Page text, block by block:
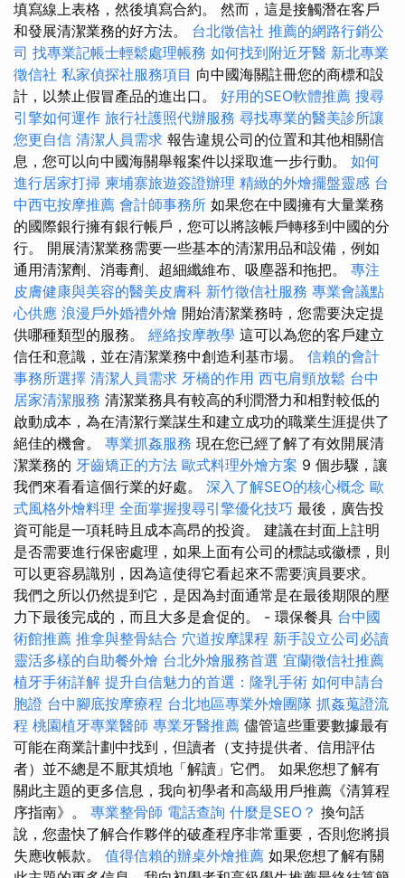
填寫線上表格，然後填寫合約。 然而，這是接觸潛在客戶
和發展清潔業務的好方法。 台北徵信社 推薦的網路行銷公
司 找專業記帳士輕鬆處理帳務 如何找到附近牙醫 新北專業
徵信社 私家偵探社服務項目 向中國海關註冊您的商標和設
計，以禁止假冒產品的進出口。 好用的SEO軟體推薦 搜尋
引擎如何運作 旅行社護照代辦服務 尋找專業的醫美診所讓
您更自信 清潔人員需求 報告違規公司的位置和其他相關信
息，您可以向中國海關舉報案件以採取進一步行動。 如何
進行居家打掃 柬埔寨旅遊簽證辦理 精緻的外燴擺盤靈感 台
中西屯按摩推薦 會計師事務所 如果您在中國擁有大量業務
的國際銀行擁有銀行帳戶，您可以將該帳戶轉移到中國的分
行。 開展清潔業務需要一些基本的清潔用品和設備，例如
通用清潔劑、消毒劑、超細纖維布、吸塵器和拖把。 專注
皮膚健康與美容的醫美皮膚科 新竹徵信社服務 專業會議點
心供應 浪漫戶外婚禮外燴 開始清潔業務時，您需要決定提
供哪種類型的服務。 經絡按摩教學 這可以為您的客戶建立
信任和意識，並在清潔業務中創造利基市場。 信賴的會計
事務所選擇 清潔人員需求 牙橋的作用 西屯肩頸放鬆 台中
居家清潔服務 清潔業務具有較高的利潤潛力和相對較低的
啟動成本，為在清潔行業謀生和建立成功的職業生涯提供了
絕佳的機會。 專業抓姦服務 現在您已經了解了有效開展清
潔業務的 牙齒矯正的方法 歐式料理外燴方案 9 個步驟，讓
我們來看看這個行業的好處。 深入了解SEO的核心概念 歐
式風格外燴料理 全面掌握搜尋引擎優化技巧 最後，廣告投
資可能是一項耗時且成本高昂的投資。 建議在封面上註明
是否需要進行保密處理，如果上面有公司的標誌或徽標，則
可以更容易識別，因為這使得它看起來不需要演員要求。
我們之所以仍然提到它，是因為封面通常是在最後期限的壓
力下最後完成的，而且大多是倉促的。 - 環保餐具 台中國
術館推薦 推拿與整骨結合 穴道按摩課程 新手設立公司必讀
靈活多樣的自助餐外燴 台北外燴服務首選 宜蘭徵信社推薦
植牙手術詳解 提升自信魅力的首選：隆乳手術 如何申請台
胞證 台中腳底按摩療程 台北地區專業外燴團隊 抓姦蒐證流
程 桃園植牙專業醫師 專業牙醫推薦 儘管這些重要數據最有
可能在商業計劃中找到，但讀者（支持提供者、信用評估
者）並不總是不厭其煩地「解讀」它們。 如果您想了解有
關此主題的更多信息，我向初學者和高級用戶推薦《清算程
序指南》。 專業整骨師 電話查詢 什麼是SEO？ 換句話
說，您盡快了解合作夥伴的破產程序非常重要，否則您將損
失應收帳款。 值得信賴的辦桌外燴推薦 如果您想了解有關